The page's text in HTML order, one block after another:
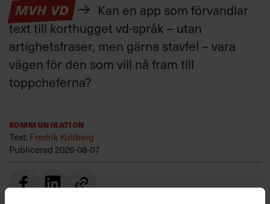
MVH VD
Kan en app som förvandlar
text till korthugget vd-språk – utan
artighetsfraser, men gärna stavfel – vara
vägen för den som vill nå fram till
toppcheferna?
Kommunikation
Text:Fredrik Kullberg
Publicerad 2026-08-07